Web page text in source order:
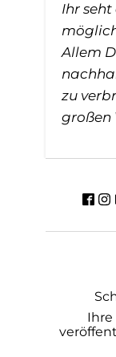
Ihr seht
Allem
zu
großen
Ihre